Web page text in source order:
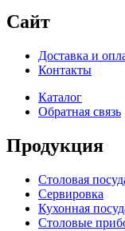
Сайт
Доставка и
Контакты
Каталог
Обратная связь
Продукция
Столовая
Сервировка
Кухонная
Столовые